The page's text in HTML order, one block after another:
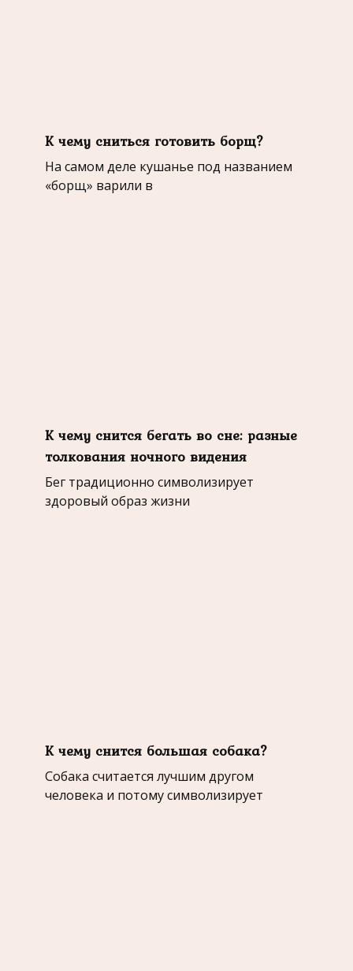
К чему сниться готовить борщ?
На самом деле кушанье под названием
«борщ» варили в
К чему снится бегать во сне: разные
толкования ночного видения
Бег традиционно символизирует
здоровый образ жизни
К чему снится большая собака?
Собака считается лучшим другом
человека и потому символизирует